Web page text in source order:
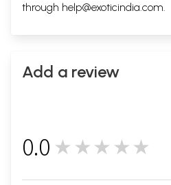
through help@exoticindia.com.
Add a review
0.0 ★★★★★